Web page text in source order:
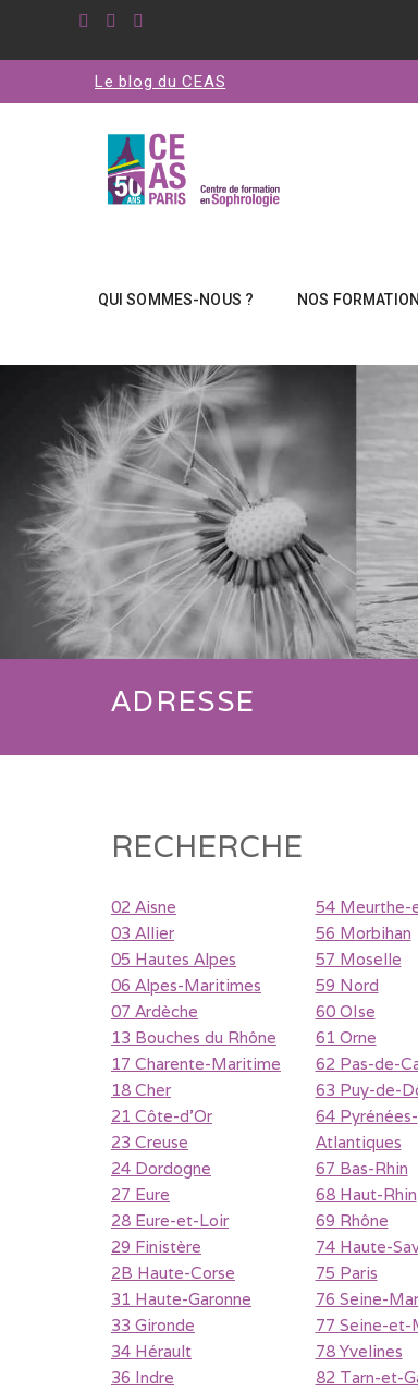
Le blog du CEAS
QUI SOMMES-NOUS ? NOS
ADRESSE
RECHERCHE
02 Aisne
03 Allier
05 Hautes Alpes
06 Alpes-Maritimes
07 Ardèche
13 Bouches du Rhône
17 Charente-Maritime
18 Cher
21 Côte-d'Or
23 Creuse
24 Dordogne
27 Eure
28 Eure-et-Loir
29 Finistère
2B Haute-Corse
31 Haute-Garonne
33 Gironde
34 Hérault
36 Indre
54 Meurthe-
56 Morbihan
57 Moselle
59 Nord
60 OIse
61 Orne
62 Pas-de-
63 Puy-de-
64 Pyrénées-
Atlantiques
67 Bas-Rhin
68 Haut-Rhin
69 Rhône
74 Haute-
75 Paris
76 Seine-
77 Seine-et-
78 Yvelines
82 Tarn-et-